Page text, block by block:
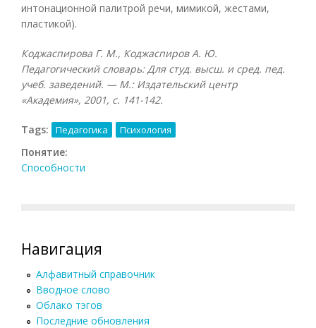
интонационной палитрой речи, мимикой, жестами,
пластикой).
Коджаспирова Г. М., Коджаспиров А. Ю.
Педагогический словарь: Для студ. высш. и сред. пед.
учеб. заведений. — М.: Издательский центр
«Академия», 2001, с. 141-142.
Tags: Педагогика Психология
Понятие:
Способности
Навигация
Алфавитный справочник
Вводное слово
Облако тэгов
Последние обновления